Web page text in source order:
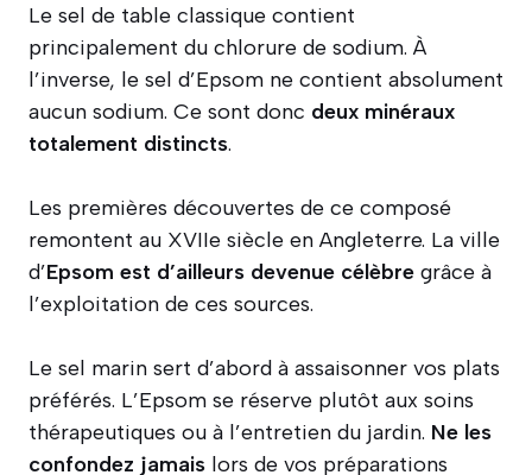
Le sel de table classique contient
principalement du chlorure de sodium. À
l’inverse, le sel d’Epsom ne contient absolument
aucun sodium. Ce sont donc deux minéraux
totalement distincts.
Les premières découvertes de ce composé
remontent au XVIIe siècle en Angleterre. La ville
d’Epsom est d’ailleurs devenue célèbre grâce à
l’exploitation de ces sources.
Le sel marin sert d’abord à assaisonner vos plats
préférés. L’Epsom se réserve plutôt aux soins
thérapeutiques ou à l’entretien du jardin. Ne les
confondez jamais lors de vos préparations